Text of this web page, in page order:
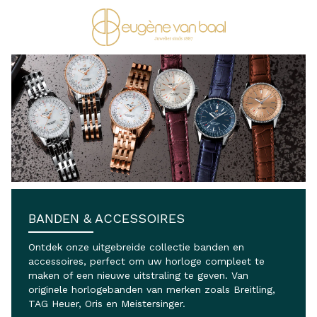
Ga naar de inhoud
BANDEN & ACCESSOIRES
Ontdek onze uitgebreide collectie banden en
accessoires, perfect om uw horloge compleet te
maken of een nieuwe uitstraling te geven. Van
originele horlogebanden van merken zoals Breitling,
TAG Heuer, Oris en Meistersinger.